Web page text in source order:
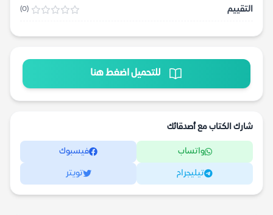
التقييم
(0)
للتحميل اضغط هنا
شارك الكتاب مع أصدقائك
واتساب فيسبوك
تيليجرام تويتر